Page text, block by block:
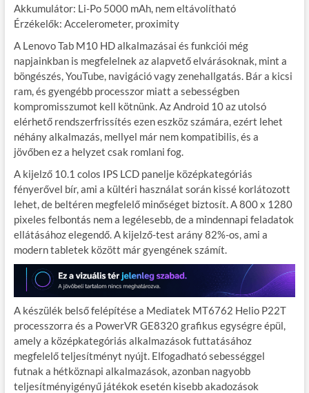
Akkumulátor: Li-Po 5000 mAh, nem eltávolítható
Érzékelők: Accelerometer, proximity
A Lenovo Tab M10 HD alkalmazásai és funkciói még
napjainkban is megfelelnek az alapvető elvárásoknak, mint a
böngészés, YouTube, navigáció vagy zenehallgatás. Bár a kicsi
ram, és gyengébb processzor miatt a sebességben
kompromisszumot kell kötnünk. Az Android 10 az utolsó
elérhető rendszerfrissítés ezen eszköz számára, ezért lehet
néhány alkalmazás, mellyel már nem kompatibilis, és a
jövőben ez a helyzet csak romlani fog.
A kijelző 10.1 colos IPS LCD panelje középkategóriás
fényerővel bír, ami a kültéri használat során kissé korlátozott
lehet, de beltéren megfelelő minőséget biztosít. A 800 x 1280
pixeles felbontás nem a legélesebb, de a mindennapi feladatok
ellátásához elegendő. A kijelző-test arány 82%-os, ami a
modern tabletek között már gyengének számít.
A készülék belső felépítése a Mediatek MT6762 Helio P22T
processzorra és a PowerVR GE8320 grafikus egységre épül,
amely a középkategóriás alkalmazások futtatásához
megfelelő teljesítményt nyújt. Elfogadható sebességgel
futnak a hétköznapi alkalmazások, azonban nagyobb
teljesítményigényű játékok esetén kisebb akadozások